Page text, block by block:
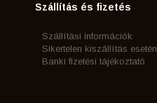
Szállítás és fizetés
Szállítási információk
Sikertelen kiszállítás esetén
Banki fizetési tájékoztató